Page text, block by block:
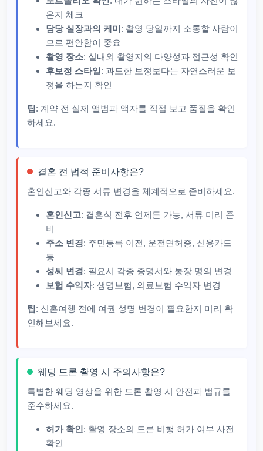
은지 체크
담당 실장과의 케미: 촬영 당일까지 소통할 사람이
므로 편안함이 중요
촬영 장소: 실내외 촬영지의 다양성과 접근성 확인
후보정 스타일 : 과도한 보정보다는 자연스러운 보
정을 하는지 확인
팁 : 계약 전 실제 앨범과 액자를 직접 보고 품질을 확인
하세요.
결혼 전 법적 준비사항은?
혼인신고와 각종 서류 변경을 체계적으로 준비하세요.
혼인신고: 결혼식 전후 언제든 가능, 서류 미리 준
비
주소 변경: 주민등록 이전, 운전면허증, 신용카드
등
성씨 변경: 필요시 각종 증명서와 통장 명의 변경
보험 수익자: 생명보험, 의료보험 수익자 변경
팁 : 신혼여행 전에 여권 성명 변경이 필요한지 미리 확
인해보세요.
웨딩 드론 촬영 시 주의사항은?
특별한 웨딩 영상을 위한 드론 촬영 시 안전과 법규를
준수하세요.
허가 확인 : 촬영 장소의 드론 비행 허가 여부 사전
확인